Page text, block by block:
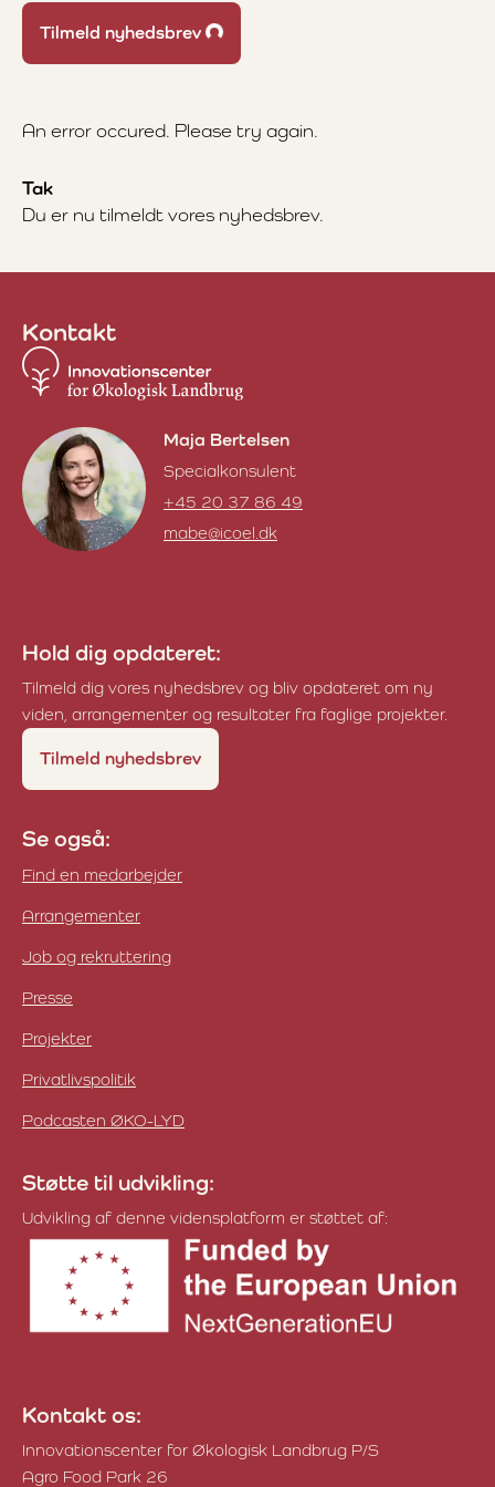
Tilmeld nyhedsbrev
An error occured. Please try again.
Tak
Du er nu tilmeldt vores nyhedsbrev.
Kontakt
Maja Bertelsen
Specialkonsulent
+45 20 37 86 49
mabe@icoel.dk
Hold dig opdateret:
Tilmeld dig vores nyhedsbrev og bliv opdateret om ny
viden, arrangementer og resultater fra faglige projekter.
Tilmeld nyhedsbrev
Se også:
Find en medarbejder
Arrangementer
Job og rekruttering
Presse
Projekter
Privatlivspolitik
Podcasten ØKO-LYD
Støtte til udvikling:
Udvikling af denne vidensplatform er støttet af:
Kontakt os:
Innovationscenter for Økologisk Landbrug P/S
Agro Food Park 26